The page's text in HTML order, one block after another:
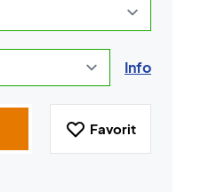
Info
Favorit